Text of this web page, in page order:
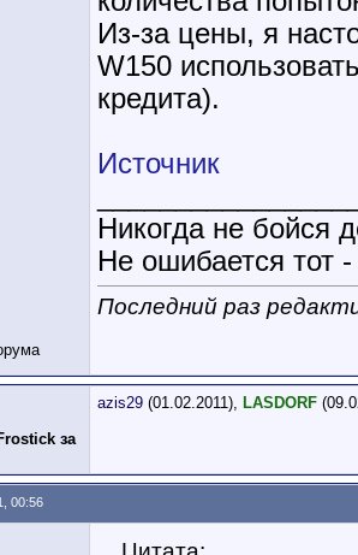
Из-за цены, я
W150
кредита).
Источник
Никогда не бойся
Не ошибается тот
Последний раз
за
azis29 (01.02.2011), LASDORF
00:56